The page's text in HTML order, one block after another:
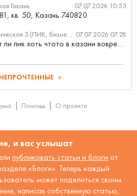
Гавань 07.07.2026 10:53
кв. 50, Казань 740820
Гость 2084, Ботаническая 3 (ПИК, бизнес-класс) 07.07.2026 07:28
проверьте, сдал ли пик хоть чтото в казани вовремя?
Помощь О проекте
и вас услышат
публиковать статьи и блоги от
«Блоги». Теперь каждый
может поделиться своим
написав собственную статью,